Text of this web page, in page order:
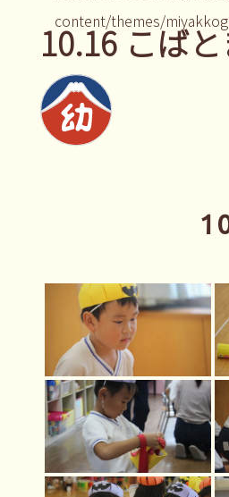
content/themes/
10.16 こばと